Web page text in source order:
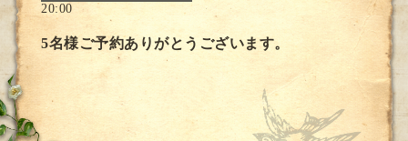
20:00
5名様ご予約ありがとうございます。